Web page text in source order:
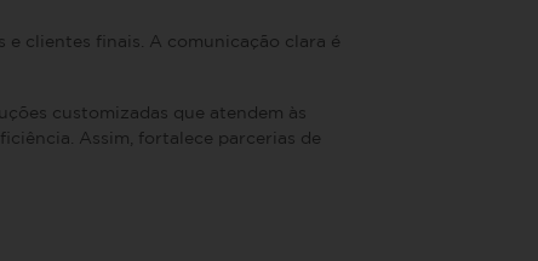
clientes finais. A comunicação clara é
customizadas que atendem às
Assim, fortalece parcerias de